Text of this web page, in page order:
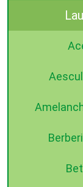
Boden und
Solitärgehölz für